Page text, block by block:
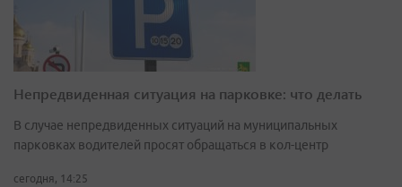
Непредвиденная ситуация на парковке: что делать
В случае непредвиденных ситуаций на муниципальных
парковках водителей просят обращаться в кол-центр
сегодня, 14:25